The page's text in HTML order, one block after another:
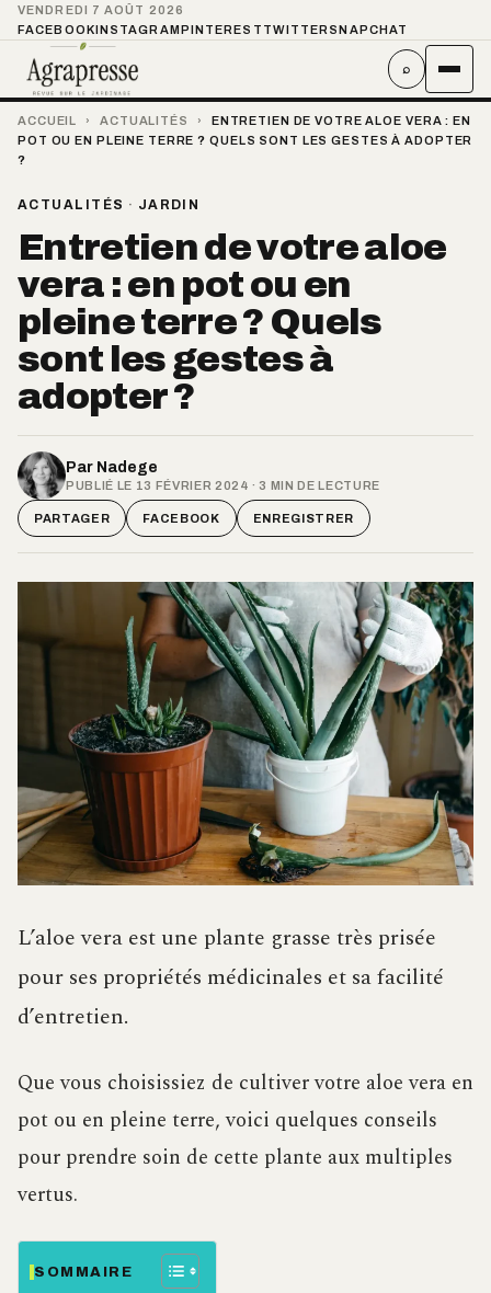
VENDREDI 7 AOÛT 2026
FACEBOOKINSTAGRAMPINTEREST TWITTER SNAPCHAT
⌕
ACCUEIL › ACTUALITÉS ›
ENTRETIEN DE VOTRE ALOE VERA : EN
POT OU EN PLEINE TERRE ? QUELS SONT LES GESTES À ADOPTER
?
ACTUALITÉS · JARDIN
Entretien de votre aloe
vera : en pot ou en
pleine terre ? Quels
sont les gestes à
adopter ?
Par Nadege
PUBLIÉ LE 13 FÉVRIER 2024 · 3 MIN DE LECTURE
PARTAGER FACEBOOK ENREGISTRER
L’aloe vera est une plante grasse très prisée
pour ses propriétés médicinales et sa facilité
d’entretien.
Que vous choisissiez de cultiver votre aloe vera en
pot ou en pleine terre, voici quelques conseils
pour prendre soin de cette plante aux multiples
vertus.
SOMMAIRE